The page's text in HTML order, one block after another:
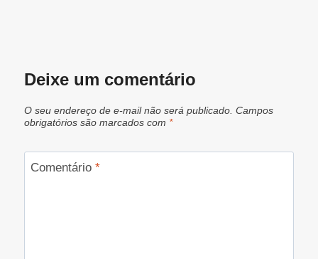
Deixe um comentário
O seu endereço de e-mail não será publicado. Campos
obrigatórios são marcados com *
Comentário *